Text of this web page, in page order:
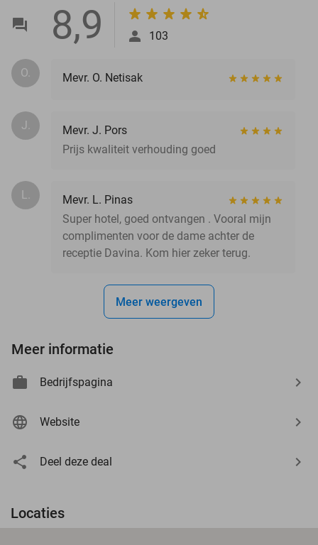
8,9 103
O. Mevr. O. Netisak
J.
Mevr. J. Pors
Prijs kwaliteit verhouding goed
L.
Mevr. L. Pinas
Super hotel, goed ontvangen . Vooral mijn
complimenten voor de dame achter de
receptie Davina. Kom hier zeker terug.
Meer weergeven
Meer informatie
Bedrijfspagina
Website
Deel deze deal
Locaties